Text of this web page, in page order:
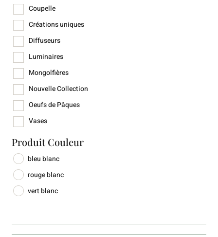
Coupelle
Créations uniques
Diffuseurs
Luminaires
Mongolfières
Nouvelle Collection
Oeufs de Pâques
Vases
Produit Couleur
bleu blanc
rouge blanc
vert blanc